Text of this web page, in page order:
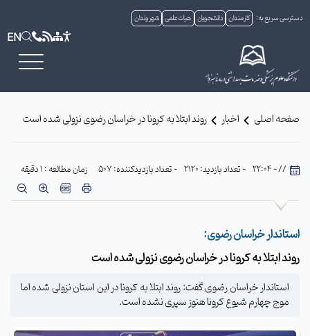
دسترسی سریع به: کارمندان دانشجویان هیات علمی شهروندان
EN
صفحه اصلی اخبار روند ابتلا به کرونا در خراسان رضوی نزولی شده است
// - 22:04 - تعداد بازدید: 2120 - تعداد بازدیدکننده: 507 زمان مطالعه : 1 دقیقه
استاندار خراسان رضوی:
روند ابتلا به کرونا در خراسان رضوی نزولی شده است
استاندار خراسان رضوی گفت: روند ابتلا به کرونا در این استان نزولی شده اما
موج چهارم شیوع کرونا هنوز سپری نشده است.